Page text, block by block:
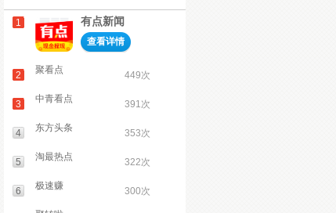
1 有点新闻
查看详情
2 聚看点 449次
3 中青看点 391次
4 东方头条 353次
5 淘最热点 322次
6 极速赚 300次